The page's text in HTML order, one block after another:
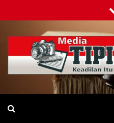
to
content
Tipikor-ri-online.my.id
Keadilan Itu Wajib Bersih